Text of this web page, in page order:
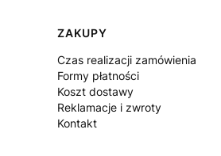
Linki w stopce
ZAKUPY
Czas realizacji zamówienia
Formy płatności
Koszt dostawy
Reklamacje i zwroty
Kontakt